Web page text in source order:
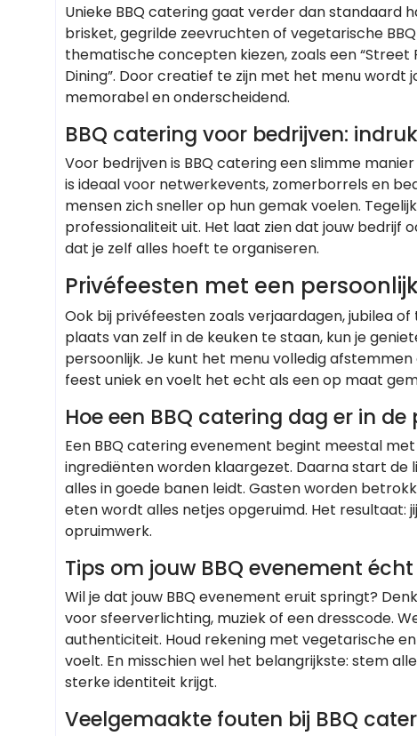
Unieke BBQ catering gaat verder dan standaard
brisket, gegrilde zeevruchten of vegetarische
thematische concepten kiezen, zoals een “Street
Dining”. Door creatief te zijn met het menu
memorabel en onderscheidend.
BBQ catering voor bedrijven:
Voor bedrijven is BBQ catering een slimme
is ideaal voor netwerkevents, zomerborrels en
mensen zich sneller op hun gemak voelen.
professionaliteit uit. Het laat zien dat jouw bedrijf
dat je zelf alles hoeft te organiseren.
Privéfeesten met een
Ook bij privéfeesten zoals verjaardagen, jubilea
plaats van zelf in de keuken te staan, kun je
persoonlijk. Je kunt het menu volledig
feest uniek en voelt het echt als een op maat
Hoe een BBQ catering dag er in
Een BBQ catering evenement begint meestal
ingrediënten worden klaargezet. Daarna start de
alles in goede banen leidt. Gasten worden
eten wordt alles netjes opgeruimd. Het resultaat:
opruimwerk.
Tips om jouw BBQ evenement
Wil je dat jouw BBQ evenement eruit springt?
voor sfeerverlichting, muziek of een dresscode.
authenticiteit. Houd rekening met vegetarische
voelt. En misschien wel het belangrijkste: stem
sterke identiteit krijgt.
Veelgemaakte fouten bij BBQ